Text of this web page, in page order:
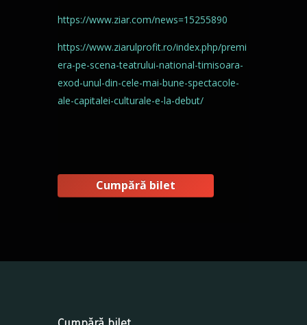
https://www.ziar.com/news=15255890
https://www.ziarulprofit.ro/index.php/premi
era-pe-scena-teatrului-national-timisoara-
exod-unul-din-cele-mai-bune-spectacole-
ale-capitalei-culturale-e-la-debut/
Cumpără bilet